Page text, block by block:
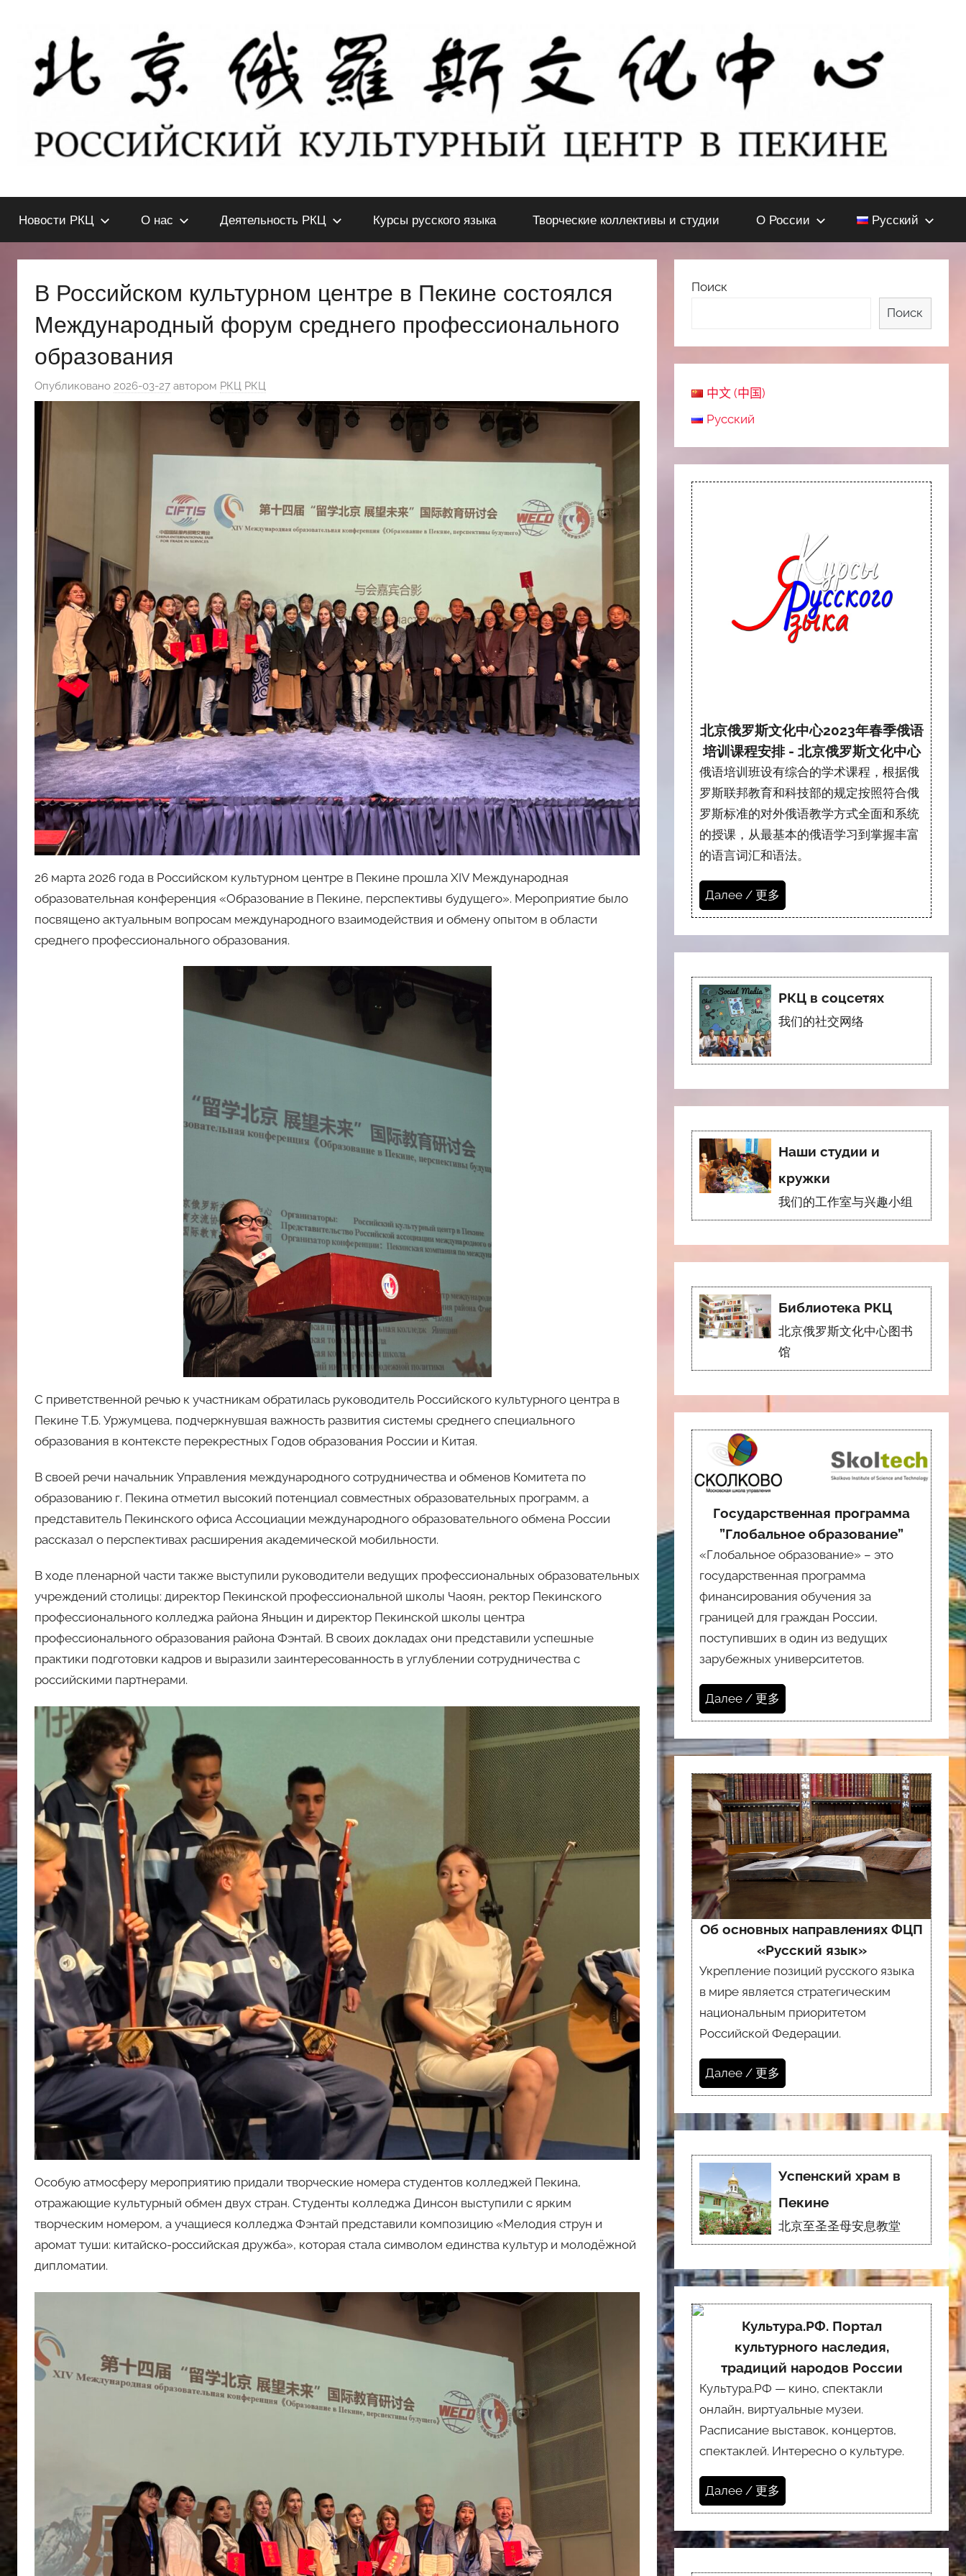
содержимому
北
京
罗
斯
文
化
中
心
КУЛЬТУРНЫЙ
ЦЕНТР
ПЕКИНЕ
Новости РКЦ О нас Деятельность РКЦ Курсы русского языка Творческие коллективы и студии О России Русский
В Российском культурном центре в Пекине состоялся
Международный форум среднего профессионального
образования
Опубликовано 2026-03-27 автором РКЦ РКЦ
26 марта 2026 года в Российском культурном центре в Пекине прошла XIV Международная
образовательная конференция «Образование в Пекине, перспективы будущего». Мероприятие было
посвящено актуальным вопросам международного взаимодействия и обмену опытом в области
среднего профессионального образования.
С приветственной речью к участникам обратилась руководитель Российского культурного центра в
Пекине Т.Б. Уржумцева, подчеркнувшая важность развития системы среднего специального
образования в контексте перекрестных Годов образования России и Китая.
В своей речи начальник Управления международного сотрудничества и обменов Комитета по
образованию г. Пекина отметил высокий потенциал совместных образовательных программ, а
представитель Пекинского офиса Ассоциации международного образовательного обмена России
рассказал о перспективах расширения академической мобильности.
В ходе пленарной части также выступили руководители ведущих профессиональных образовательных
учреждений столицы: директор Пекинской профессиональной школы Чаоян, ректор Пекинского
профессионального колледжа района Яньцин и директор Пекинской школы центра
профессионального образования района Фэнтай. В своих докладах они представили успешные
практики подготовки кадров и выразили заинтересованность в углублении сотрудничества с
российскими партнерами.
Особую атмосферу мероприятию придали творческие номера студентов колледжей Пекина,
отражающие культурный обмен двух стран. Студенты колледжа Динсон выступили с ярким
творческим номером, а учащиеся колледжа Фэнтай представили композицию «Мелодия струн и
аромат туши: китайско-российская дружба», которая стала символом единства культур и молодёжной
дипломатии.
Поиск
Поиск
中文 (中国)
Русский
北京俄罗斯文化中心2023年春季俄语
培训课程安排 - 北京俄罗斯文化中心
俄语培训班设有综合的学术课程，根据俄
罗斯联邦教育和科技部的规定按照符合俄
罗斯标准的对外俄语教学方式全面和系统
的授课，从最基本的俄语学习到掌握丰富
的语言词汇和语法。
Далее / 更多
РКЦ в соцсетях
我们的社交网络
Наши студии и
кружки
我们的工作室与兴趣小组
Библиотека РКЦ
北京俄罗斯文化中心图书
馆
Государственная программа
”Глобальное образование”
«Глобальное образование» – это
государственная программа
финансирования обучения за
границей для граждан России,
поступивших в один из ведущих
зарубежных университетов.
Далее / 更多
Об основных направлениях ФЦП
«Русский язык»
Укрепление позиций русского языка
в мире является стратегическим
национальным приоритетом
Российской Федерации.
Далее / 更多
Успенский храм в
Пекине
北京至圣圣母安息教堂
Культура.РФ. Портал
культурного наследия,
традиций народов России
Культура.РФ — кино, спектакли
онлайн, виртуальные музеи.
Расписание выставок, концертов,
спектаклей. Интересно о культуре.
Далее / 更多